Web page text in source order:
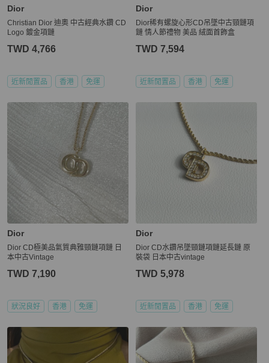
Dior
Christian Dior 迪奧 中古經典水鑽 CD
Logo 鍍金項鏈
TWD 4,766
近新閒置品 香港 免運
Dior
Dior稀有螺旋心形CD吊墜中古頸鏈項
鏈 情人節禮物 美品 絨面首飾盒
TWD 7,594
近新閒置品 香港 免運
Dior
Dior CD極美品氣質典雅頸鏈項鏈 日
本中古Vintage
TWD 7,190
狀況良好 香港 免運
Dior
Dior CD水鑽吊墜頸鏈項鏈延長鏈 原
裝袋 日本中古vintage
TWD 5,978
近新閒置品 香港 免運